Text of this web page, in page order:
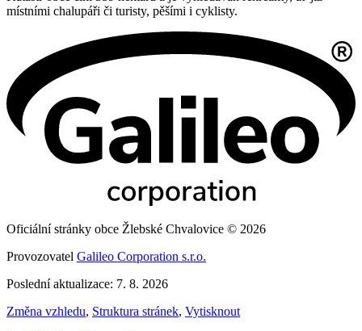
místními chalupáři či turisty, pěšími i cyklisty.
Oficiální stránky obce Žlebské Chvalovice © 2026
Provozovatel Galileo Corporation s.r.o.
Poslední aktualizace: 7. 8. 2026
Změna vzhledu, Struktura stránek, Vytisknout